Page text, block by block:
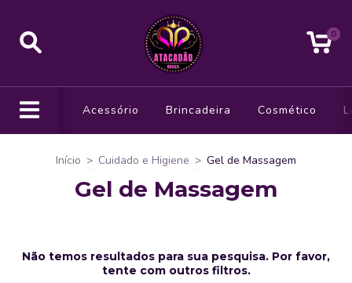
0
Acessório Brincadeira Cosmético
Início > Cuidado e Higiene > Gel de Massagem
Gel de Massagem
Não temos resultados para sua pesquisa. Por favor,
tente com outros filtros.